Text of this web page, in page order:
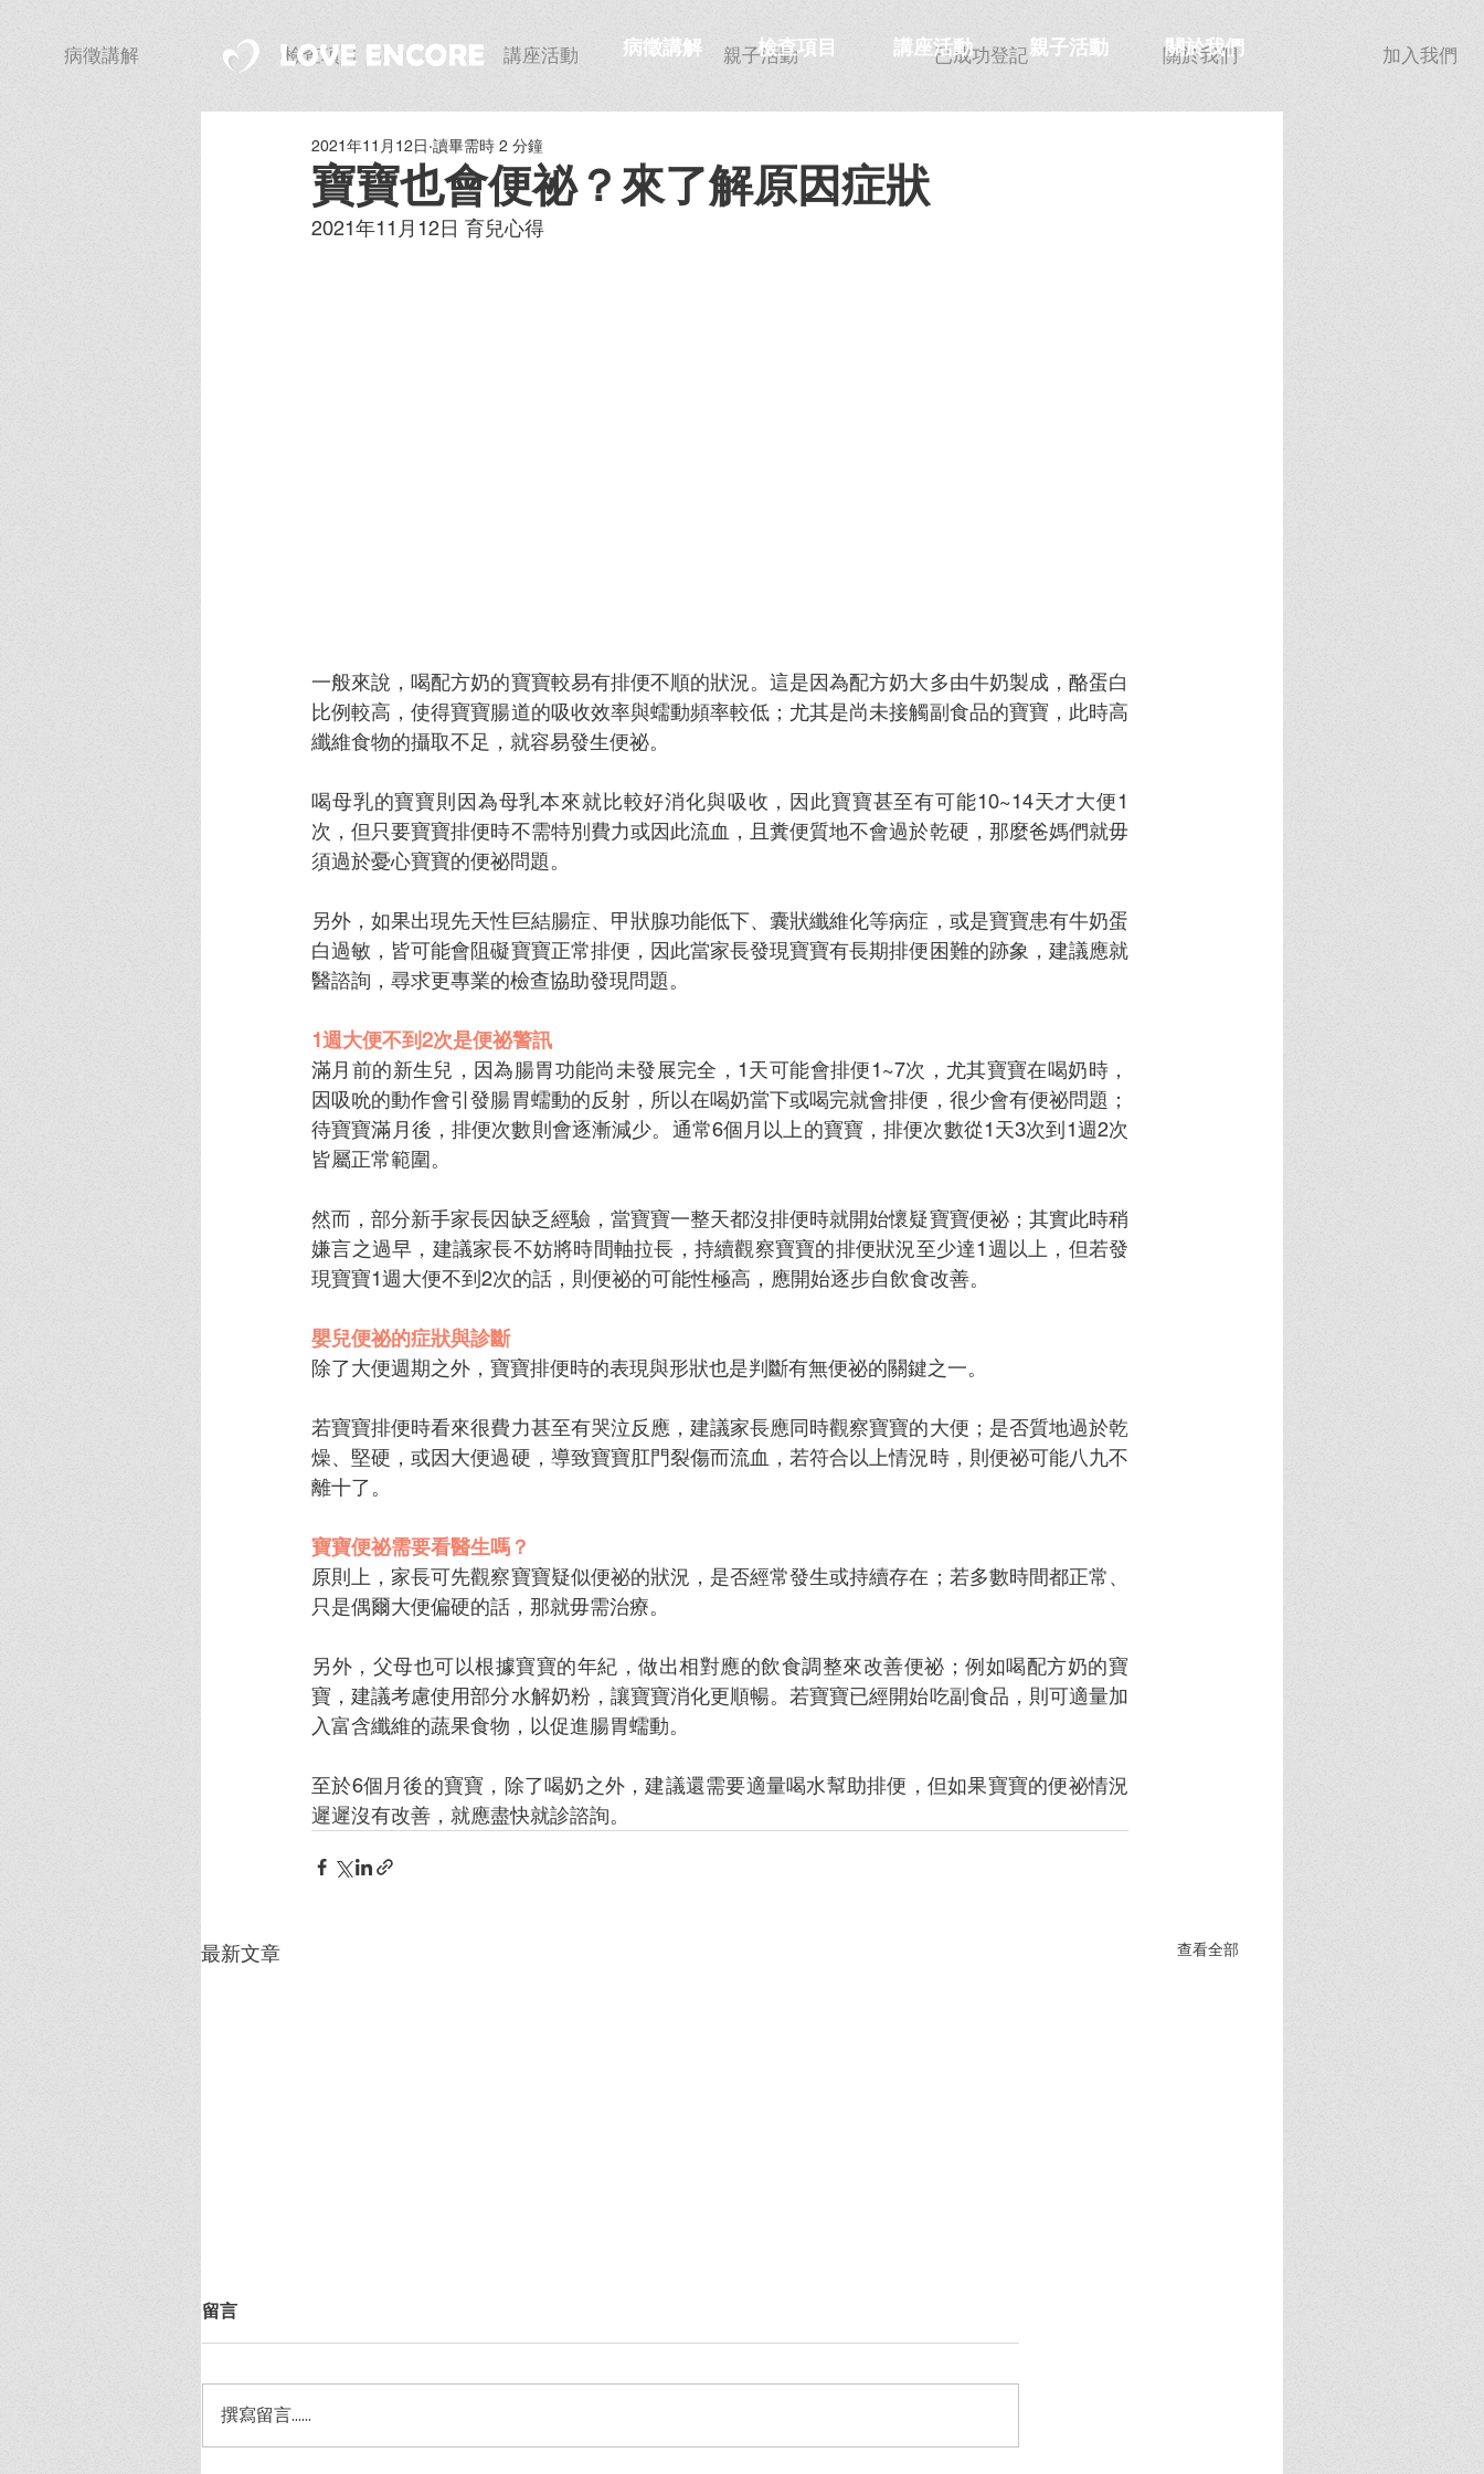
病徵講解 檢查項目 講座活動 親子活動 關於我們
寶寶也會便祕？來了解原因症狀
2021年11月12日 讀畢需時 2 分鐘
2021年11月12日 育兒心得
一般來說，喝配方奶的寶寶較易有排便不順的狀況。這是因為配方奶大多由牛奶製成，酪蛋白
比例較高，使得寶寶腸道的吸收效率與蠕動頻率較低；尤其是尚未接觸副食品的寶寶，此時高
纖維食物的攝取不足，就容易發生便祕。
喝母乳的寶寶則因為母乳本來就比較好消化與吸收，因此寶寶甚至有可能10~14天才大便1
次，但只要寶寶排便時不需特別費力或因此流血，且糞便質地不會過於乾硬，那麼爸媽們就毋
須過於憂心寶寶的便祕問題。
另外，如果出現先天性巨結腸症、甲狀腺功能低下、囊狀纖維化等病症，或是寶寶患有牛奶蛋
白過敏，皆可能會阻礙寶寶正常排便，因此當家長發現寶寶有長期排便困難的跡象，建議應就
醫諮詢，尋求更專業的檢查協助發現問題。
1週大便不到2次是便祕警訊
滿月前的新生兒，因為腸胃功能尚未發展完全，1天可能會排便1~7次，尤其寶寶在喝奶時，
因吸吮的動作會引發腸胃蠕動的反射，所以在喝奶當下或喝完就會排便，很少會有便祕問題；
待寶寶滿月後，排便次數則會逐漸減少。通常6個月以上的寶寶，排便次數從1天3次到1週2次
皆屬正常範圍。
然而，部分新手家長因缺乏經驗，當寶寶一整天都沒排便時就開始懷疑寶寶便祕；其實此時稍
嫌言之過早，建議家長不妨將時間軸拉長，持續觀察寶寶的排便狀況至少達1週以上，但若發
現寶寶1週大便不到2次的話，則便祕的可能性極高，應開始逐步自飲食改善。
嬰兒便祕的症狀與診斷
除了大便週期之外，寶寶排便時的表現與形狀也是判斷有無便祕的關鍵之一。
若寶寶排便時看來很費力甚至有哭泣反應，建議家長應同時觀察寶寶的大便；是否質地過於乾
燥、堅硬，或因大便過硬，導致寶寶肛門裂傷而流血，若符合以上情況時，則便祕可能八九不
離十了。
寶寶便祕需要看醫生嗎？
原則上，家長可先觀察寶寶疑似便祕的狀況，是否經常發生或持續存在；若多數時間都正常、
只是偶爾大便偏硬的話，那就毋需治療。
另外，父母也可以根據寶寶的年紀，做出相對應的飲食調整來改善便祕；例如喝配方奶的寶
寶，建議考慮使用部分水解奶粉，讓寶寶消化更順暢。若寶寶已經開始吃副食品，則可適量加
入富含纖維的蔬果食物，以促進腸胃蠕動。
至於6個月後的寶寶，除了喝奶之外，建議還需要適量喝水幫助排便，但如果寶寶的便祕情況
遲遲沒有改善，就應盡快就診諮詢。
最新文章 查看全部
留言
撰寫留言......
病徵講解 檢查項目 講座活動 親子活動 已成功登記 關於我們 加入我們